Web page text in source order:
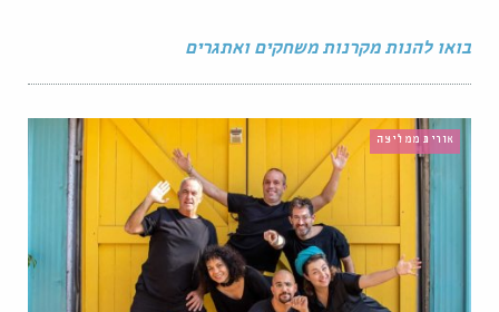
בואו להנות מקרנות משחקים ואתגרים
אורית ממליצה